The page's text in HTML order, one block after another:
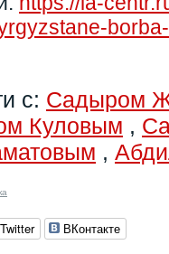
с: Садыром
Куловым ,
,
Twitter ВКонтакте